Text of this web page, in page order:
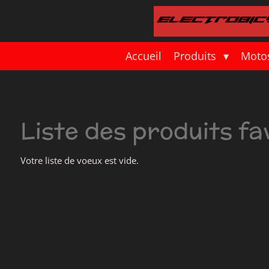
Accueil Produits
Liste des produits
Votre liste de voeux est vide.